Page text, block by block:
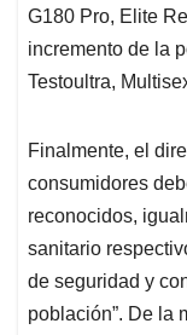
G180 Pro, Elite
incremento de la
Testoultra,
Finalmente, el
consumidores
reconocidos,
sanitario
de seguridad y
población”. De la